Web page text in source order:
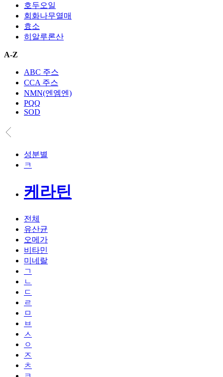
호두오일
회화나무열매
효소
히알루론산
A-Z
ABC 주스
CCA 주스
NMN(엔엠엔)
PQQ
SOD
성분별
ㅋ
케라틴
전체
유산균
오메가
비타민
미네랄
ㄱ
ㄴ
ㄷ
ㄹ
ㅁ
ㅂ
ㅅ
ㅇ
ㅈ
ㅊ